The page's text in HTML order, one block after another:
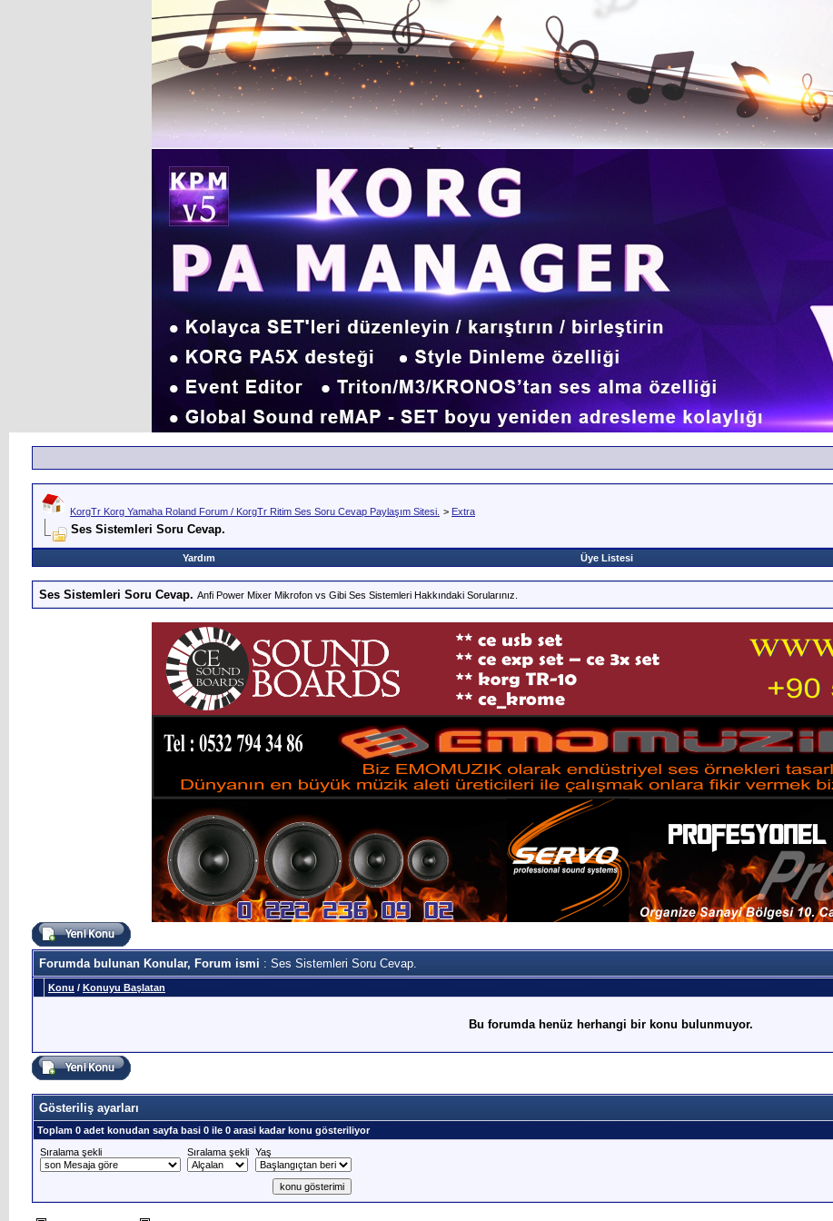
KorgTr Korg Yamaha Roland Forum / KorgTr Ritim Ses Soru Cevap Paylaşım Sitesi. > Extra
Ses Sistemleri Soru Cevap.
Yardım Üye Listesi
Ses Sistemleri Soru Cevap. Anfi Power Mixer Mikrofon vs Gibi Ses Sistemleri Hakkındaki Sorularınız.
Forumda bulunan Konular, Forum ismi : Ses Sistemleri Soru Cevap.
Konu / Konuyu Başlatan
Bu forumda henüz herhangi bir konu bulunmuyor.
Gösteriliş ayarları
Toplam 0 adet konudan sayfa basi 0 ile 0 arasi kadar konu gösteriliyor
Sıralama şekli
Sıralama şekli Yaş